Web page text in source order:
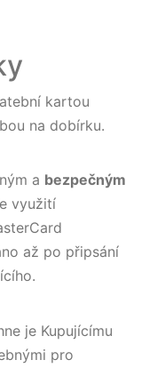
kartou
na dobírku.
a bezpečným
využití
až po připsání
je Kupujícímu
pro